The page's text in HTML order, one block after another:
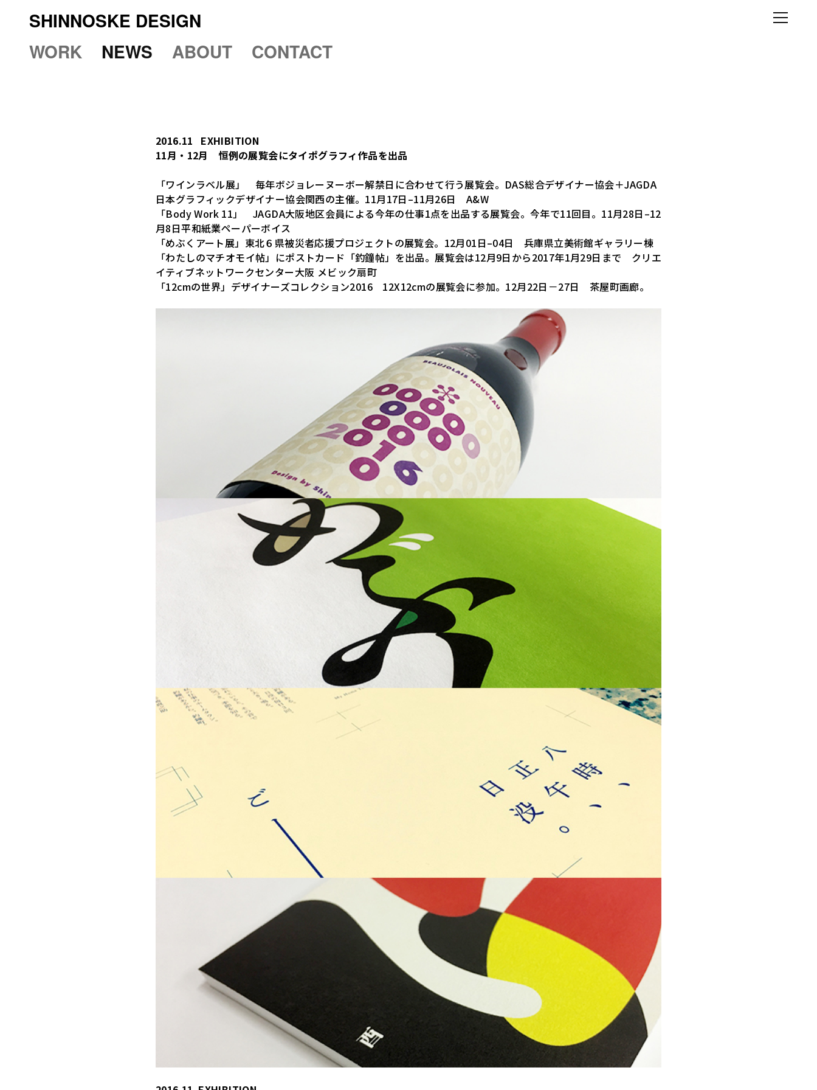
SHINNOSKE DESIGN
WORK
NEWS ABOUT CONTACT
2016.11
EXHIBITION
11月・12月 恒例の展覧会にタイポグラフィ作品を出品
「ワインラベル展」 毎年ボジョレーヌーボー解禁日に合わせて行う展覧会。DAS総合デザイナー協会＋JAGDA
日本グラフィックデザイナー協会関西の主催。11月17日–11月26日 A&W
「Body Work 11」 JAGDA大阪地区会員による今年の仕事1点を出品する展覧会。今年で11回目。11月28日–12
月8日平和紙業ペーパーボイス
「めぶくアート展」東北６県被災者応援プロジェクトの展覧会。12月01日–04日 兵庫県立美術館ギャラリー棟
「わたしのマチオモイ帖」にポストカード「釣鐘帖」を出品。展覧会は12月9日から2017年1月29日まで クリエ
イティブネットワークセンター大阪 メビック扇町
「12cmの世界」デザイナーズコレクション2016 12X12cmの展覧会に参加。12月22日－27日 茶屋町画廊。